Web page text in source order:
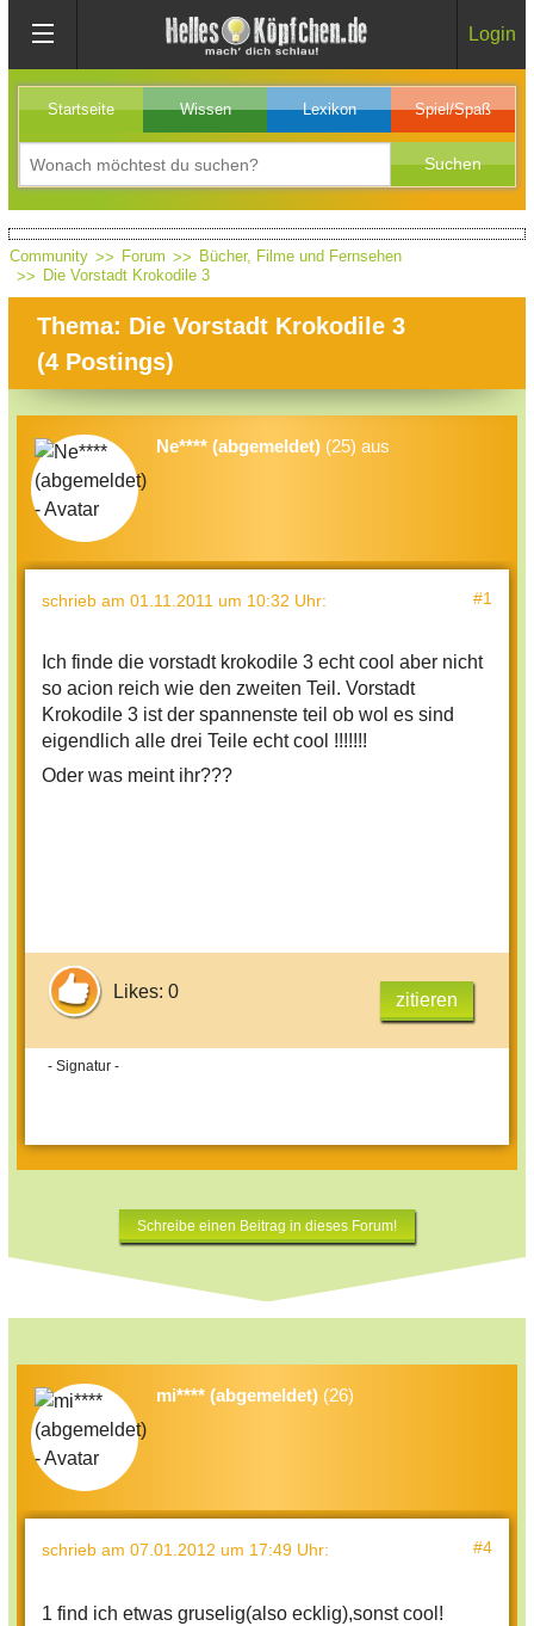
Login
Startseite Wissen Lexikon Spiel/Spaß
Community Forum
Bücher, Filme und Fernsehen
Die Vorstadt Krokodile 3
Thema: Die Vorstadt Krokodile 3
(4 Postings)
Ne**** (abgemeldet) (25) aus
schrieb am 01.11.2011 um 10:32 Uhr: #1
Ich finde die vorstadt krokodile 3 echt cool aber nicht
so acion reich wie den zweiten Teil. Vorstadt
Krokodile 3 ist der spannenste teil ob wol es sind
eigendlich alle drei Teile echt cool !!!!!!!
Oder was meint ihr???
Likes: 0 zitieren
- Signatur -
Schreibe einen Beitrag in dieses Forum!
mi**** (abgemeldet) (26)
schrieb am 07.01.2012 um 17:49 Uhr: #4
1 find ich etwas gruselig(also ecklig),sonst cool!